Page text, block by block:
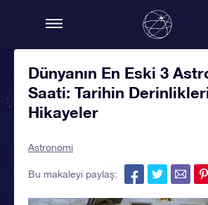
Dünyanın En Eski 3
Saati: Tarihin
Hikayeler
Astronomi
Bu makaleyi paylaş: